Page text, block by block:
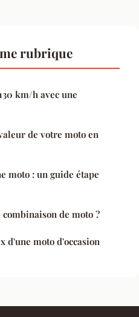
rubrique
km/h avec une
de votre moto en
moto : un guide étape
de moto ?
d'une moto d'occasion